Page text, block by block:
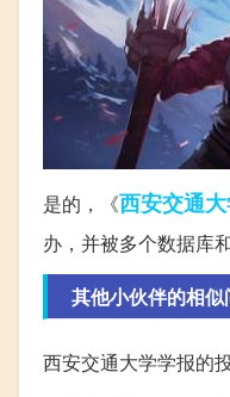
是的，《西安交通
办，并被多个数据库
其他小伙伴的相似
西安交通大学学报的